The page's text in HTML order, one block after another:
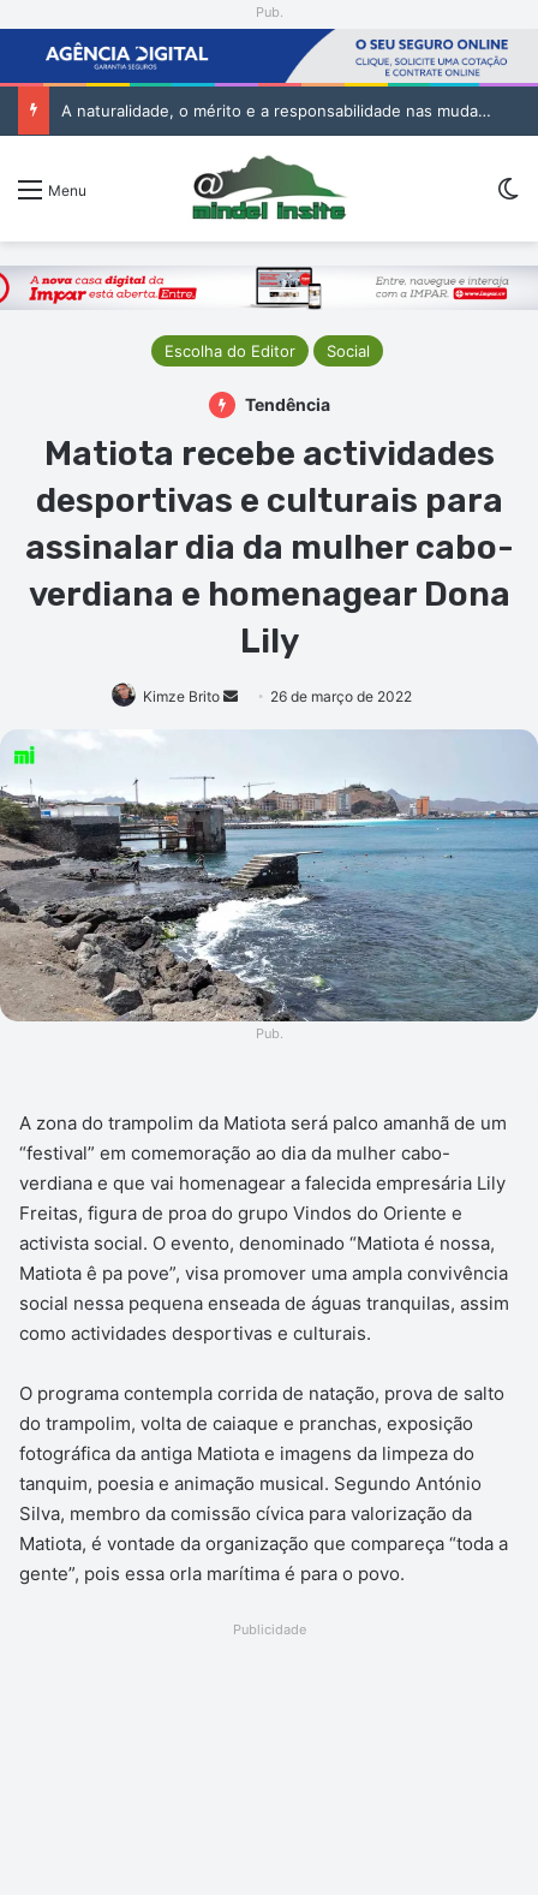
Pub.
A naturalidade, o mérito e a responsabilidade nas mudanças na Administração Pública
Menu
Escolha do Editor Social
Tendência
Matiota recebe actividades
desportivas e culturais para
assinalar dia da mulher cabo-
verdiana e homenagear Dona
Lily
Kimze Brito
Mande
mail
26 de março de 2022
Pub.
A zona do trampolim da Matiota será palco amanhã de um
“festival” em comemoração ao dia da mulher cabo-
verdiana e que vai homenagear a falecida empresária Lily
Freitas, figura de proa do grupo Vindos do Oriente e
activista social. O evento, denominado “Matiota é nossa,
Matiota ê pa pove”, visa promover uma ampla convivência
social nessa pequena enseada de águas tranquilas, assim
como actividades desportivas e culturais.
O programa contempla corrida de natação, prova de salto
do trampolim, volta de caiaque e pranchas, exposição
fotográfica da antiga Matiota e imagens da limpeza do
tanquim, poesia e animação musical. Segundo António
Silva, membro da comissão cívica para valorização da
Matiota, é vontade da organização que compareça “toda a
gente”, pois essa orla marítima é para o povo.
Publicidade